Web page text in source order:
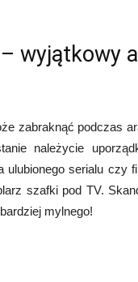
wyjątkowy
zabraknąć podczas
należycie
ulubionego serialu czy
szafki pod TV.
mylnego!